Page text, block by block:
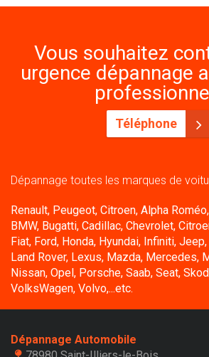
Vous souhaitez
urgence dépannage
Téléphone
Dépannage toutes les marques de
Renault, Peugeot, Citroen, Alpha
BMW, Bugatti, Cadillac, Chevrolet,
Fiat, Ford, Honda, Hyundai, Infiniti,
Land Rover, Lexus, Mazda, Mercedes,
Nissan, Opel, Porsche, Saab, Seat,
VolksWagen, Volvo,...etc.
Dépannage Automobile